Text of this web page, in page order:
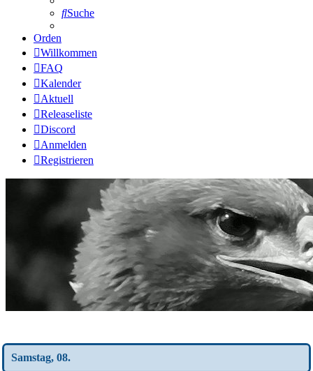
Suche
Orden
Willkommen
FAQ
Kalender
Aktuell
Releaseliste
Discord
Anmelden
Registrieren
Samstag, 08.